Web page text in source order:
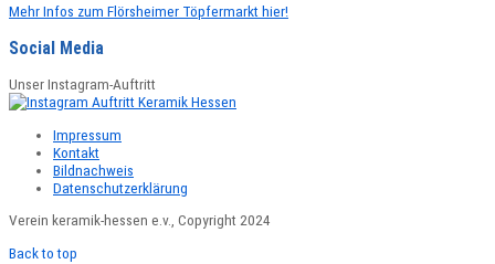
Mehr Infos zum Flörsheimer Töpfermarkt hier!
Social Media
Unser Instagram-Auftritt
Impressum
Kontakt
Bildnachweis
Datenschutzerklärung
Verein keramik-hessen e.v., Copyright 2024
Back to top